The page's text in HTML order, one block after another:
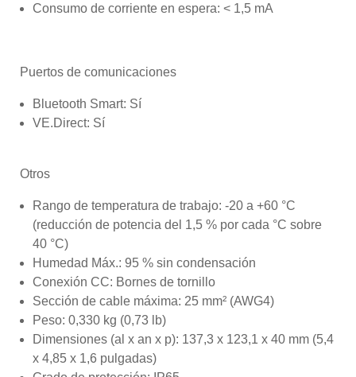
Consumo de corriente en espera: < 1,5 mA
Puertos de comunicaciones
Bluetooth Smart: Sí
VE.Direct: Sí
Otros
Rango de temperatura de trabajo: -20 a +60 °C
(reducción de potencia del 1,5 % por cada °C sobre
40 °C)
Humedad Máx.: 95 % sin condensación
Conexión CC: Bornes de tornillo
Sección de cable máxima: 25 mm² (AWG4)
Peso: 0,330 kg (0,73 lb)
Dimensiones (al x an x p): 137,3 x 123,1 x 40 mm (5,4
x 4,85 x 1,6 pulgadas)